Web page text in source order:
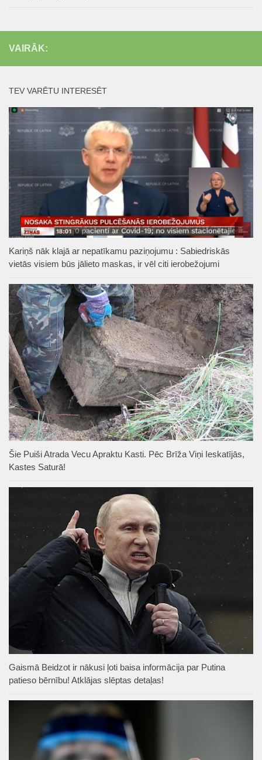
VAIRĀK:
TEV VARĒTU INTERESĒT
Kariņš nāk klajā ar nepatīkamu paziņojumu : Sabiedriskās
vietās visiem būs jālieto maskas, ir vēl citi ierobežojumi
Šie Puiši Atrada Vecu Apraktu Kasti. Pēc Brīža Viņi Ieskatījās,
Kastes Saturā!
Gaismā Beidzot ir nākusi ļoti baisa informācija par Putina
patieso bērnību! Atklājas slēptas detaļas!